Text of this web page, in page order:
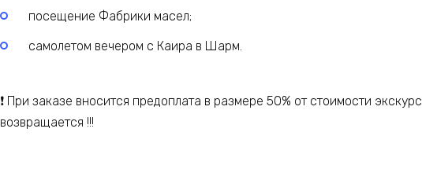
посещение Фабрики масел;
самолетом вечером с Каира в Шарм.
❗️ При заказе вносится предоплата в размере 50% от стоимости
возвращается !!!